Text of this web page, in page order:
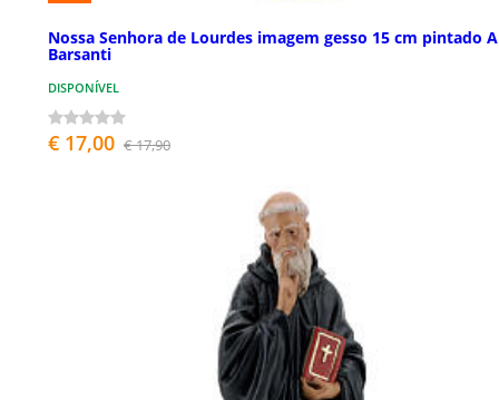
Nossa Senhora de Lourdes imagem gesso 15 cm pintado
Barsanti
DISPONÍVEL
€ 17,00 € 17,90